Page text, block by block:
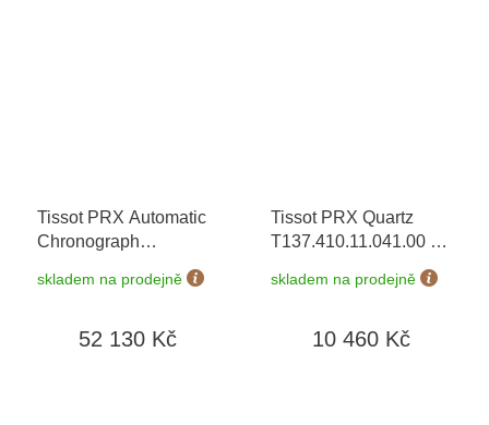
Tissot PRX Automatic
Chronograph
T137.427.11.041.00+
prodloužená záruka 5
skladem na prodejně
52 130 Kč
Tissot PRX Quartz
T137.410.11.041.00 +
prodloužená záruka 5
let + 5 let na výměnu
možnost výměny do 90
skladem na prodejně
10 460 Kč